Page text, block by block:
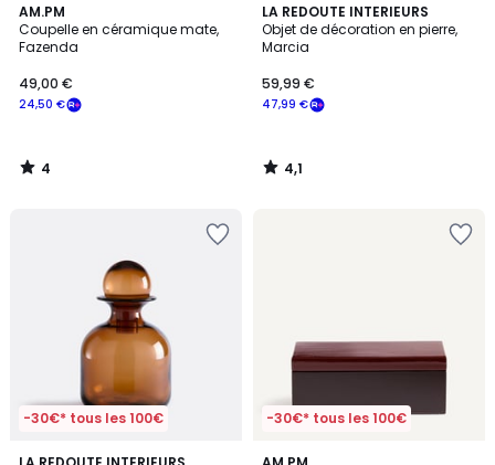
AM.PM
Coupelle en céramique mate,
Fazenda
24,50 €
49,00 €
4
/
5
4
/
LA REDOUTE INTERIEURS
Objet de décoration en pierre,
Marcia
47,99 €
59,99 €
4,1
/ 5
4,1
/
-30€* tous les 100€
4,8
-30€* tous les 100€
5